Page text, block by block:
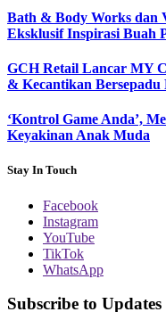
Bath & Body Works dan
Eksklusif Inspirasi Buah
GCH Retail Lancar MY
& Kecantikan
‘Kontrol Game Anda’,
Keyakinan Anak Muda
Stay In Touch
Facebook
Instagram
YouTube
TikTok
WhatsApp
Subscribe to Updates